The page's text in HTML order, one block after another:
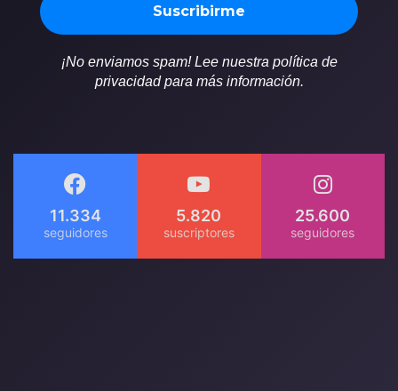
¡No enviamos spam! Lee nuestra política de
privacidad para más información.
11.334 5.820 25.600